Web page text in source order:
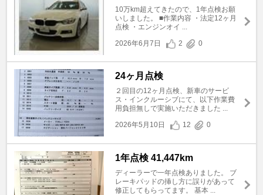
10万km超えてきたので、1年点検お願
いしました。 ■作業内容 ・法定12ヶ月
点検 ・エンジンオイ ...
2026年6月7日
2 0
24ヶ月点検
２回目の12ヶ月点検、新車のサービ
ス・インクルーシブにて、以下作業費
用負担無しで実施いただきました ...
2026年5月10日
12 0
1年点検 41,447km
ディーラーで一年点検ありました。 ブ
レーキパッドの挿し方に誤りがあって
修正してもらってます。 基本 ...